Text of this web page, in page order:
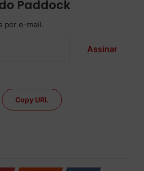
Paddock
por e-mail.
Assinar
Copy URL